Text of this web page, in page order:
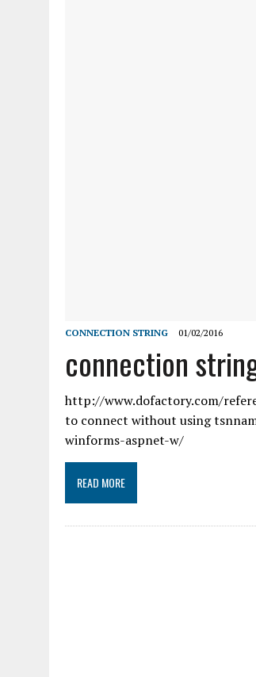
CONNECTION STRING 01/02/2016
connection
http://www.dofactory.com/
to connect without using
winforms-aspnet-w/
READ MORE